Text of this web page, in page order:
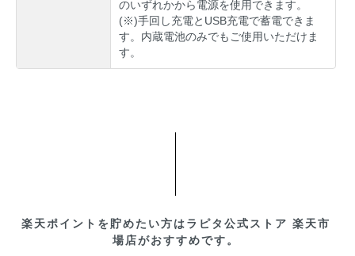
のいずれかから電源を使用できます。
(※)手回し充電とUSB充電で蓄電できま
す。内蔵電池のみでもご使用いただけま
す。
楽天ポイントを貯めたい方はラピタ公式ストア 楽天市
場店がおすすめです。